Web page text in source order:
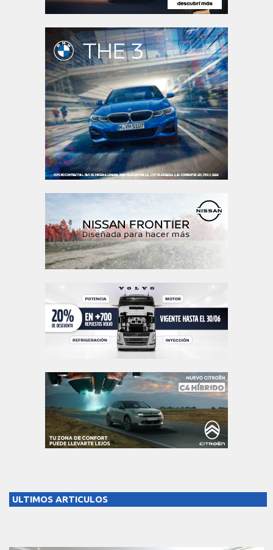
ULTIMOS ARTICULOS